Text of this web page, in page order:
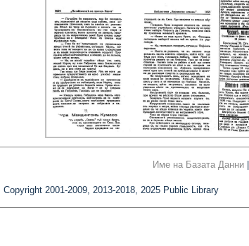
Име на Базата Данни
Copyright 2001-2009, 2013-2018, 2025 Public Library